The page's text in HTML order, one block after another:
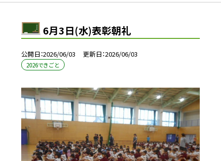
6月3日(水)表彰朝礼
公開日 2026/06/03 更新日 2026/06/03
2026できごと